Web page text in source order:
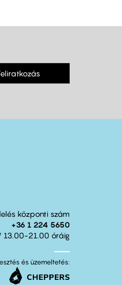
központi szám
+36 1 224 5650
13.00-21.00 óráig
és üzemeltetés: